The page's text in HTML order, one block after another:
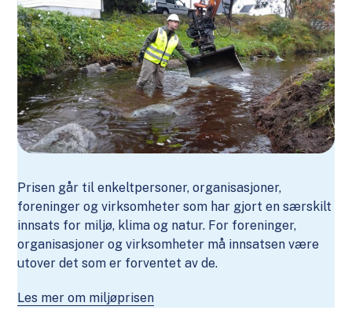
Prisen går til enkeltpersoner, organisasjoner,
foreninger og virksomheter som har gjort en særskilt
innsats for miljø, klima og natur. For foreninger,
organisasjoner og virksomheter må innsatsen være
utover det som er forventet av de.
Les mer om miljøprisen